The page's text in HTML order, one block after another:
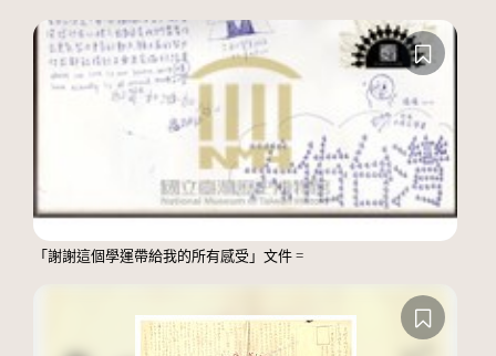
「謝謝這個學運帶給我的所有感受」文件 =